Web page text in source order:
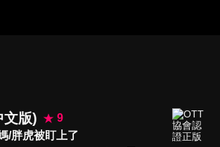
文版)
9
/胖虎被盯上了